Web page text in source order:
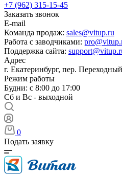
+7 (962) 315-15-45
Заказать звонок
E-mail
Команда продаж: sales@vitup.ru
Работа с заводчиками:
Поддержка сайта:
Адрес
г. Екатеринбург, пер.
Режим работы
Будни: с 8:00 до 17:00
Сб и Вс - выходной
0
Подать заявку